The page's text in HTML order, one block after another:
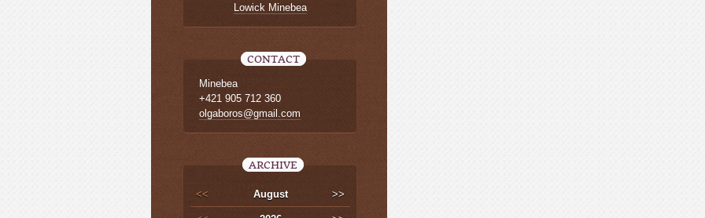
Lowick Minebea
CONTACT
Minebea
+421 905 712 360
olgaboros@gmail.com
ARCHIVE
<< August >>